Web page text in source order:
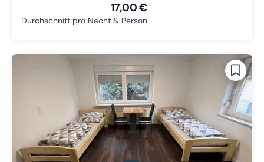
17,00 €
Durchschnitt pro Nacht & Person